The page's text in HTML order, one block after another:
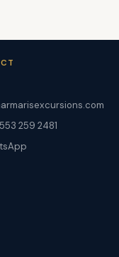
259 2481